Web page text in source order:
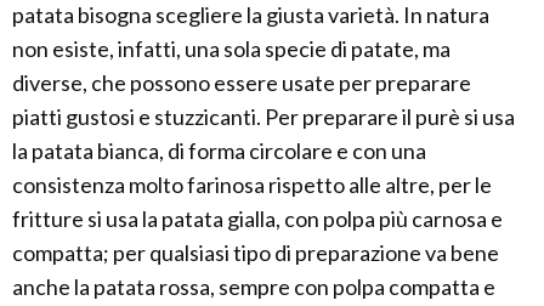
patata bisogna scegliere la giusta varietà. In natura
non esiste, infatti, una sola specie di patate, ma
diverse, che possono essere usate per preparare
piatti gustosi e stuzzicanti. Per preparare il purè si usa
la patata bianca, di forma circolare e con una
consistenza molto farinosa rispetto alle altre, per le
fritture si usa la patata gialla, con polpa più carnosa e
compatta; per qualsiasi tipo di preparazione va bene
anche la patata rossa, sempre con polpa compatta e